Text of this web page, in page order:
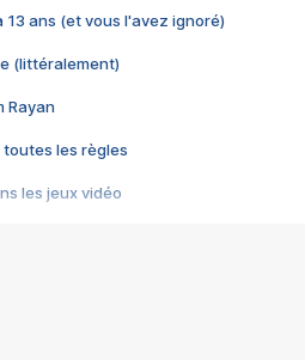
13 ans (et vous l'avez ignoré)
(littéralement)
Rayan
toutes les règles
les jeux vidéo